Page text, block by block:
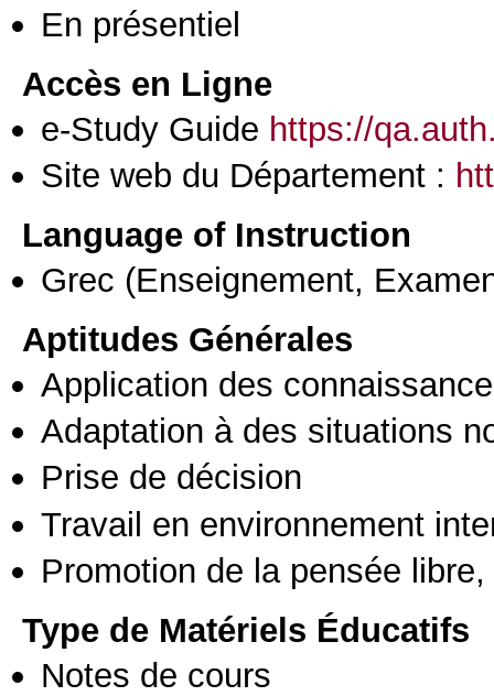
En présentiel
Accès en Ligne
e-Study Guide https://
Site web du Département :
Language of Instruction
Grec (Enseignement,
Aptitudes Générales
Application des
Adaptation à des situations
Prise de décision
Travail en environnement
Promotion de la pensée
Type de Matériels Éducatifs
Notes de cours